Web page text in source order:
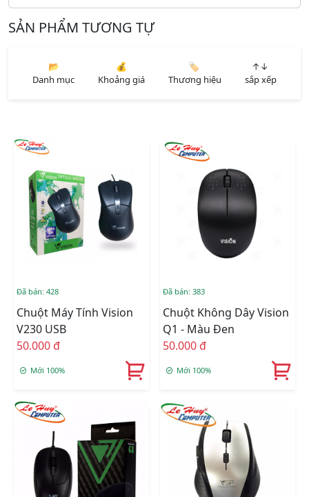
SẢN PHẨM TƯƠNG TỰ
📂
Danh mục
💰
Khoảng giá
🏷️
Thương hiệu
↑↓
sắp xếp
Đã bán: 428
Chuột Máy Tính Vision
V230 USB
50.000 đ
Mới 100%
Đã bán: 383
Chuột Không Dây Vision
Q1 - Màu Đen
50.000 đ
Mới 100%